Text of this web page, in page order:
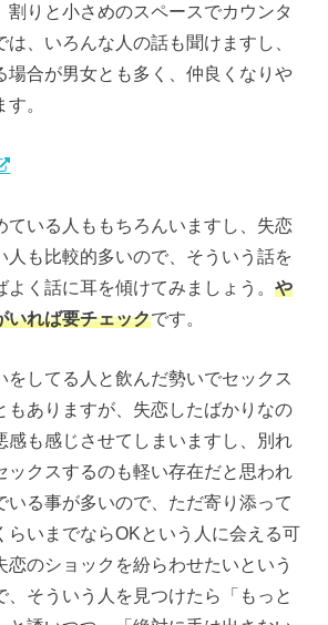
割りと小さめのスペースでカウンタ
、いろんな人の話も聞けますし、
場合が男女とも多く、仲良くなりや
。
ている人ももちろんいますし、失恋
人も比較的多いので、そういう話を
よく話に耳を傾けてみましょう。や
いれば要チェックです。
をしてる人と飲んだ勢いでセックス
もありますが、失恋したばかりなの
感も感じさせてしまいますし、別れ
ックスするのも軽い存在だと思われ
いる事が多いので、ただ寄り添って
らいまでならOKという人に会える可
恋のショックを紛らわせたいという
、そういう人を見つけたら「もっと